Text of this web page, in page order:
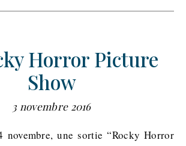
Horror Picture
Show
3 novembre 2016